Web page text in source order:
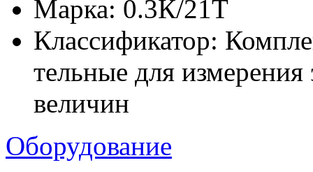
Марка: 0.3К/21Т
Классификатор:
тельные для
величин
Оборудование